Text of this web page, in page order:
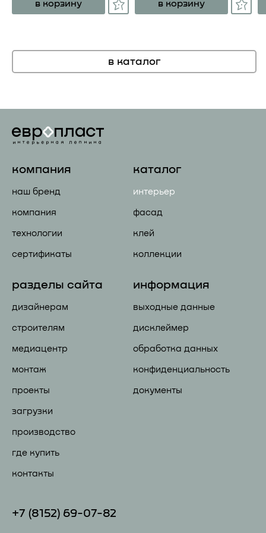
в корзину в корзину
в каталог
компания
наш бренд
компания
технологии
сертификаты
каталог
интерьер
фасад
клей
коллекции
разделы сайта
дизайнерам
строителям
медиацентр
монтаж
проекты
загрузки
производство
где купить
контакты
информация
выходные данные
дисклеймер
обработка данных
конфиденциальность
документы
+7 (81 52) 69-07-82